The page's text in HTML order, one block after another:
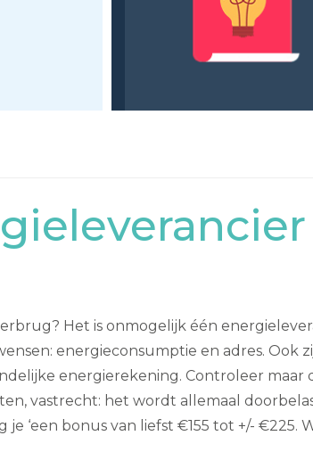
Het is onmogelijk één
energieconsumptie en adres. Ook
energierekening. Controleer maar
vastrecht: het wordt allemaal
‘een bonus van liefst €155 tot +/- €225.